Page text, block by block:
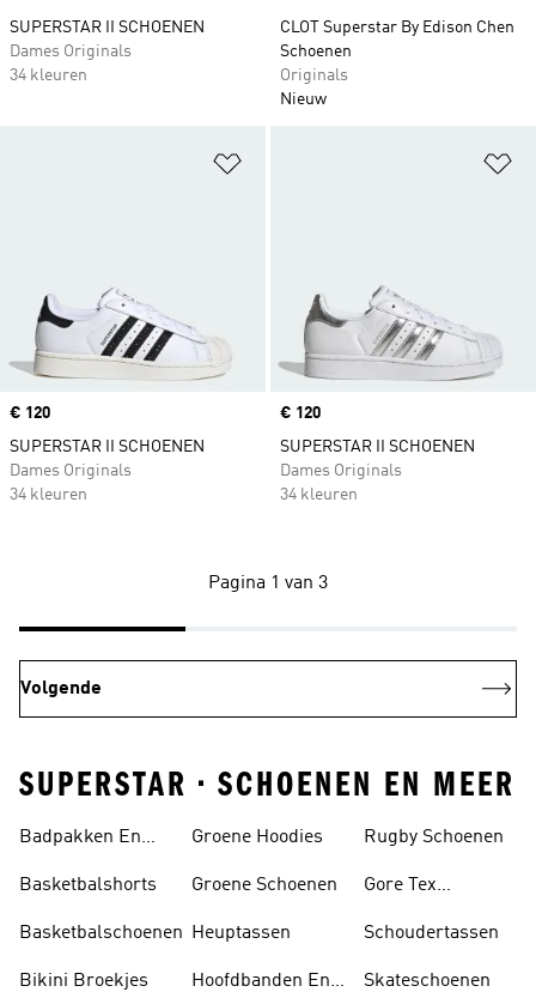
SUPERSTAR II SCHOENEN
Dames Originals
34 kleuren
CLOT Superstar By Edison Chen
Schoenen
Originals
Nieuw
Price
€ 120
SUPERSTAR II SCHOENEN
Dames Originals
34 kleuren
Price
€ 120
SUPERSTAR II SCHOENEN
Dames Originals
34 kleuren
Pagina 1 van 3
Volgende
SUPERSTAR • SCHOENEN EN MEER
Badpakken En
Basketbalshorts
Basketbalschoenen
Bikini Broekjes
Groene Hoodies
Groene Schoenen
Heuptassen
Hoofdbanden En
Rugby Schoenen
Gore Tex
Schoudertassen
Skateschoenen